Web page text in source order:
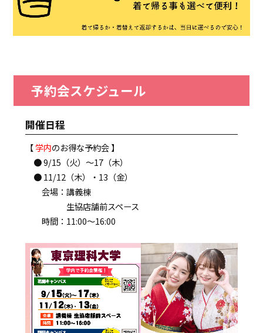
予約会スケジュール
開催日程
【学内のお得な予約会 】
● 9/15（火）～17（木）
● 11/12（木）・13（金）
会場：講義棟
生協店舗前スペース
時間：11:00～16:00